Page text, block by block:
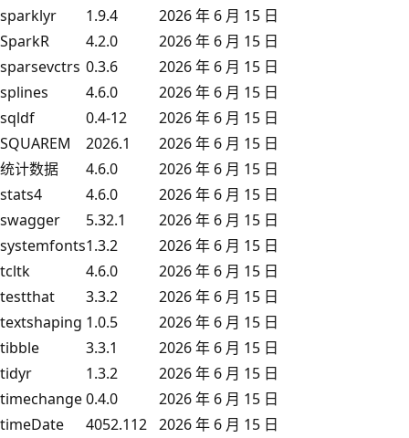
sparklyr
1.9.4
2026 年 6 月 15 日
SparkR
4.2.0
2026 年 6 月 15 日
sparsevctrs 0.3.6
2026 年 6 月 15 日
splines
4.6.0
2026 年 6 月 15 日
sqldf
0.4-12
2026 年 6 月 15 日
SQUAREM
2026.1
2026 年 6 月 15 日
统计数据
4.6.0
2026 年 6 月 15 日
stats4
4.6.0
2026 年 6 月 15 日
swagger
5.32.1
2026 年 6 月 15 日
systemfonts1.3.2
2026 年 6 月 15 日
tcltk
4.6.0
2026 年 6 月 15 日
testthat
3.3.2
2026 年 6 月 15 日
textshaping 1.0.5
2026 年 6 月 15 日
tibble
3.3.1
2026 年 6 月 15 日
tidyr
1.3.2
2026 年 6 月 15 日
timechange0.4.0
2026 年 6 月 15 日
timeDate
4052.112 2026 年 6 月 15 日